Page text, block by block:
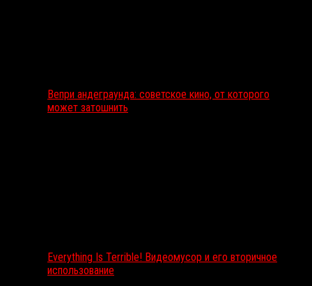
Вепри андеграунда: советское кино, от которого
может затошнить
Everything Is Terrible! Видеомусор и его вторичное
использование